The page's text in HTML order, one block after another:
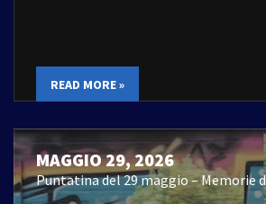
READ MORE »
MAGGIO 29, 2026
Puntatina del 29 maggio – Memorie